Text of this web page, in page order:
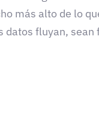
más alto de lo
fluyan,